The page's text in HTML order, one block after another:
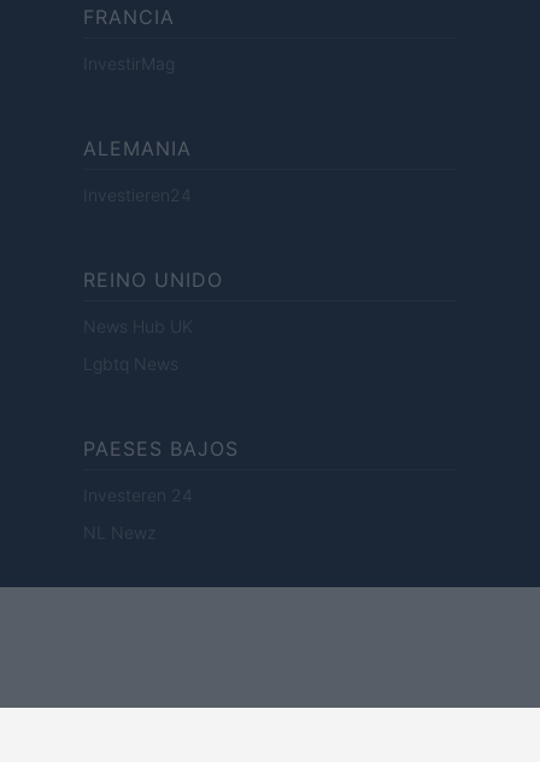
FRANCIA
InvestirMag
ALEMANIA
Investieren24
REINO UNIDO
News Hub UK
Lgbtq News
PAESES BAJOS
Investeren 24
NL Newz